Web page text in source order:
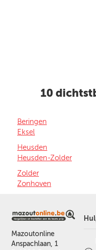
10
Beringen
Eksel
Heusden
Heusden-Zolder
Zolder
Zonhoven
Mazoutonline
Anspachlaan, 1